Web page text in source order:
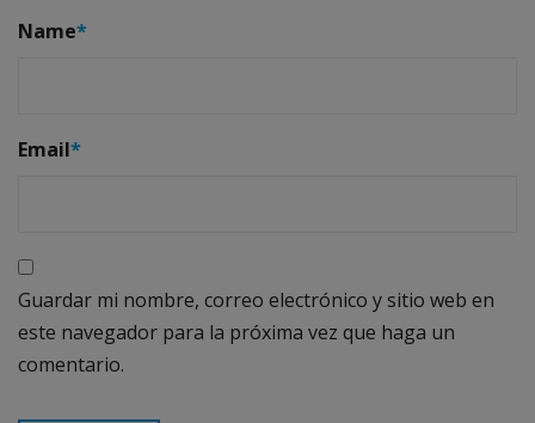
Name*
Email*
Guardar mi nombre, correo electrónico y sitio web en
este navegador para la próxima vez que haga un
comentario.